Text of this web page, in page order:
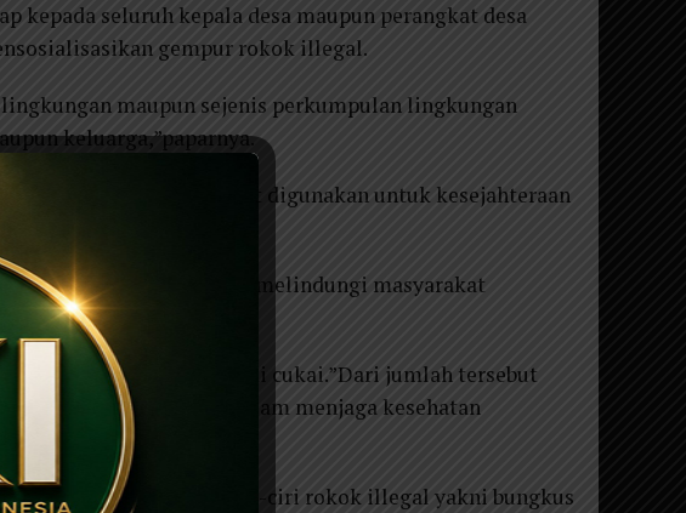
kepada seluruh kepala desa maupun perangkat desa
gempur rokok illegal.
maupun sejenis perkumpulan lingkungan
keluarga,”paparnya.
tembakau (DBHCT) dapat digunakan untuk kesejahteraan
dikembalikan untuk melindungi masyarakat
10 persen dari nilai cukai.”Dari jumlah tersebut
pemerintah daerah dalam menjaga kesehatan
juga menjelaskan ciri-ciri rokok illegal yakni bungkus